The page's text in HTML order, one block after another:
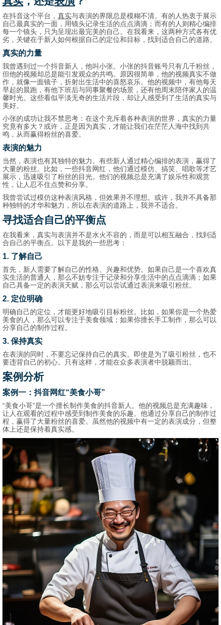
在抖音这个平台， 真实与表演的界限总是模糊不清。有的人热衷于展示
自己最真实的一面，用镜头记录生活的点点滴滴；而有的人则精心编排
每一个镜头，只为呈现出最完美的自己。在我看来，这两种方式各有优
劣，关键在于新人如何根据自己的定位和目标，找到适合自己的道路。
真实的力量
我曾遇到过一个抖音新人，他叫小张。小张的抖音账号只有几千粉丝，
但他的视频却总是能引发观众的共鸣。原因很简单，他的视频真实不做
作，就像一面镜子，折射出生活中的喜怒哀乐。他的视频中，有他每天
早起的晨跑，有他下班后与同事聚餐的场景，还有他周末陪伴家人的温
馨时光。这些看似平淡无奇的生活片段，却让人感受到了生活的真实与
美好。
小张的成功让我不禁思考：在这个充斥着各种表演的世界，真实的力量
究竟有多大？或许，正是因为真实，才能让我们在茫茫人海中找到共
鸣，从而赢得粉丝的喜爱。
表演的魅力
当然，表演也有其独特的魅力。有些新人通过精心编排的表演，赢得了
大量的粉丝。比如，一些抖音网红，他们通过模仿、搞笑、唱歌等才艺
展示，迅速吸引了粉丝的目光。他们的视频总是充满了娱乐性和观赏
性，让人忍不住点赞和分享。
我曾尝试过模仿这种表演风格，但效果并不理想。或许，我并不具备那
种独特的才华和魅力，所以在表演的道路上，我并不适合。
寻找适合自己的平衡点
在我看来，真实与表演并不是水火不容的，而是可以相互融合，找到适
合自己的平衡点。以下是我的一些思考：
1. 了解自己
首先，新人需要了解自己的性格、兴趣和优势。如果自己是一个喜欢真
实生活的普通人，那么不妨专注于记录和分享生活中的点点滴滴；如果
自己具备一定的表演天赋，那么可以尝试通过表演来吸引粉丝。
2. 定位明确
明确自己的定位，才能更好地吸引目标粉丝。比如，如果你是一个热爱
美食的人，那么可以专注于美食领域；如果你擅长手工制作，那么可以
分享自己的制作过程。
3. 保持真实
在表演的同时，不要忘记保持自己的真实。即使是为了吸引粉丝，也不
要违背自己的初心。只有这样，才能在众多表演者中脱颖而出。
案例分析
案例一：抖音网红“美食小哥”
“美食小哥”是一个擅长制作美食的抖音新人。他的视频总是充满趣味，
让人在观看的过程中感受到制作美食的乐趣。他通过分享自己的制作过
程，赢得了大量粉丝的喜爱。虽然他的视频中有一定的表演成分，但整
体上还是保持着真实感。